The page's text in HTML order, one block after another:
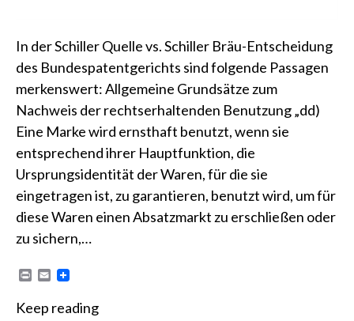
In der Schiller Quelle vs. Schiller Bräu-Entscheidung
des Bundespatentgerichts sind folgende Passagen
merkenswert: Allgemeine Grundsätze zum
Nachweis der rechtserhaltenden Benutzung „dd)
Eine Marke wird ernsthaft benutzt, wenn sie
entsprechend ihrer Hauptfunktion, die
Ursprungsidentität der Waren, für die sie
eingetragen ist, zu garantieren, benutzt wird, um für
diese Waren einen Absatzmarkt zu erschließen oder
zu sichern,…
P
n
E
i
Keep reading